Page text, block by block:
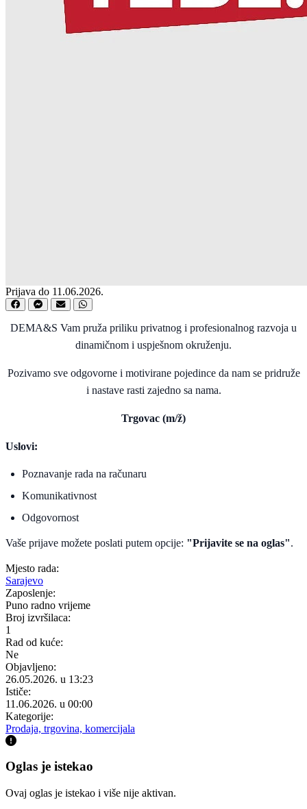
Prijava do 11.06.2026.
DEMA&S Vam pruža priliku privatnog i profesionalnog razvoja u
dinamičnom i uspješnom okruženju.
Pozivamo sve odgovorne i motivirane pojedince da nam se pridruže
i nastave rasti zajedno sa nama.
Trgovac (m/ž)
Uslovi:
Poznavanje rada na računaru
Komunikativnost
Odgovornost
Vaše prijave možete poslati putem opcije: "Prijavite se na oglas".
Mjesto rada:
Sarajevo
Zaposlenje:
Puno radno vrijeme
Broj izvršilaca:
1
Rad od kuće:
Ne
Objavljeno:
26.05.2026. u 13:23
Ističe:
11.06.2026. u 00:00
Kategorije:
Prodaja, trgovina, komercijala
Oglas je istekao
Ovaj oglas je istekao i više nije aktivan.